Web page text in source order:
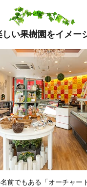
しい果樹園をイメー
前でもある「オーチャー